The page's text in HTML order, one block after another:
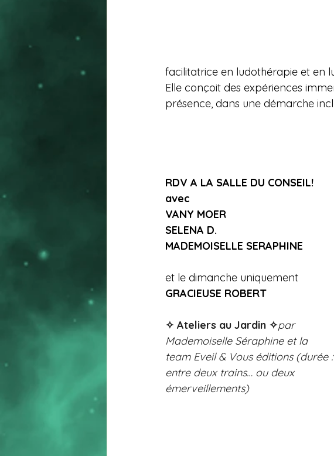
facilitatrice en ludothérapie et en
Elle conçoit des expériences
présence, dans une démarche
RDV A LA SALLE DU CONSEIL!
avec
VANY MOER
SELENA D.
MADEMOISELLE SERAPHINE
et le dimanche uniquement
GRACIEUSE ROBERT
✧ Ateliers au Jardin ✧par
Mademoiselle Séraphine et la
team Eveil & Vous éditions (durée :
entre deux trains… ou deux
émerveillements)